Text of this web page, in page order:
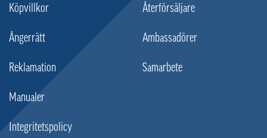
Köpvillkor
Ångerrätt
Reklamation
Manualer
Integritetspolicy
Återförsäljare
Ambassadörer
Samarbete